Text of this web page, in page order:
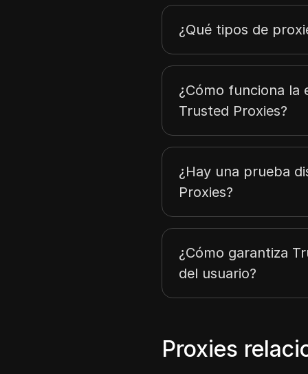
¿Qué tipos de
¿Cómo funciona la
Trusted Proxies?
¿Hay una prueba
Proxies?
¿Cómo garantiza
del usuario?
Proxies